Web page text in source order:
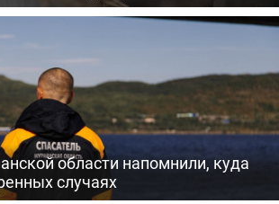
области напомнили, куда
случаях